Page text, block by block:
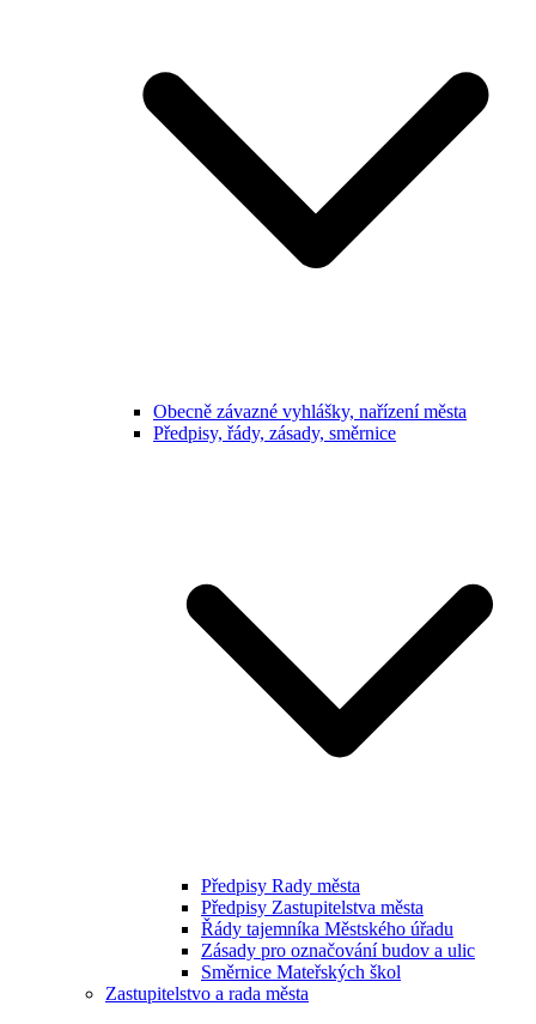
Obecně závazné vyhlášky, nařízení města
Předpisy, řády, zásady, směrnice
Předpisy Rady města
Předpisy Zastupitelstva města
Řády tajemníka Městského úřadu
Zásady pro označování budov a ulic
Směrnice Mateřských škol
Zastupitelstvo a rada města